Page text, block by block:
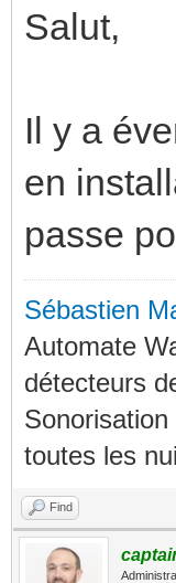
Salut,
Il y a
en
passe
Sébastien
Automate
détecteurs
toutes les
Find